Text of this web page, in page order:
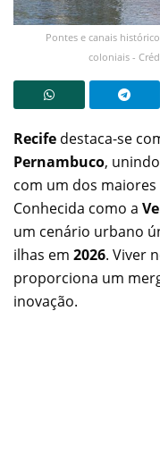
Pontes e canais
coloniais -
Recife destaca-se
Pernambuco,
com um dos
Conhecida como a
um cenário urbano
ilhas em 2026. Viver
proporciona um
inovação.